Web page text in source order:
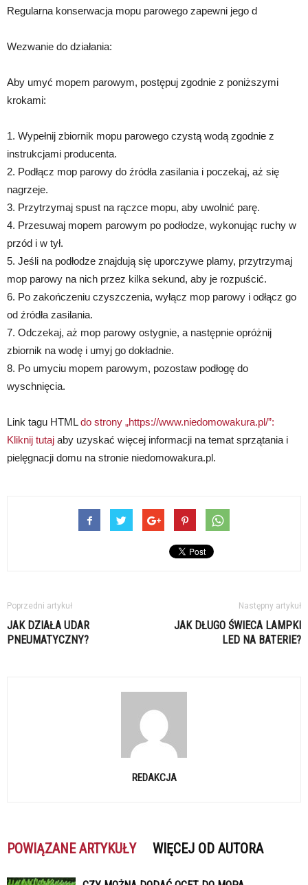
Regularna konserwacja mopu parowego zapewni jego d
Wezwanie do działania:
Aby umyć mopem parowym, postępuj zgodnie z poniższymi
krokami:
1. Wypełnij zbiornik mopu parowego czystą wodą zgodnie z
instrukcjami producenta.
2. Podłącz mop parowy do źródła zasilania i poczekaj, aż się
nagrzeje.
3. Przytrzymaj spust na rączce mopu, aby uwolnić parę.
4. Przesuwaj mopem parowym po podłodze, wykonując ruchy w
przód i w tył.
5. Jeśli na podłodze znajdują się uporczywe plamy, przytrzymaj
mop parowy na nich przez kilka sekund, aby je rozpuścić.
6. Po zakończeniu czyszczenia, wyłącz mop parowy i odłącz go
od źródła zasilania.
7. Odczekaj, aż mop parowy ostygnie, a następnie opróżnij
zbiornik na wodę i umyj go dokładnie.
8. Po umyciu mopem parowym, pozostaw podłogę do
wyschnięcia.
Link tagu HTMLdo strony „https://www.niedomowakura.pl/”:
Kliknij tutaj aby uzyskać więcej informacji na temat sprzątania i
pielęgnacji domu na stronie niedomowakura.pl.
Poprzedni artykuł
JAK DZIAŁA UDAR
PNEUMATYCZNY?
Następny artykuł
JAK DŁUGO ŚWIECA LAMPKI
LED NA BATERIE?
REDAKCJA
POWIĄZANE ARTYKUŁY WIĘCEJ OD AUTORA